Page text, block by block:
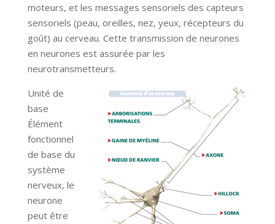
moteurs, et les messages sensoriels des capteurs
sensoriels (peau, oreilles, nez, yeux, récepteurs du
goût) au cerveau. Cette transmission de neurones
en neurones est assurée par les
neurotransmetteurs.
Unité de
base
Élément
fonctionnel
de base du
système
nerveux, le
neurone
peut être